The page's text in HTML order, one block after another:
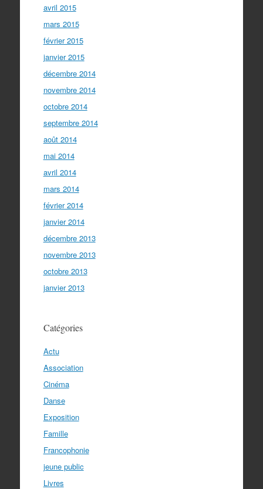
avril 2015
mars 2015
février 2015
janvier 2015
décembre 2014
novembre 2014
octobre 2014
septembre 2014
août 2014
mai 2014
avril 2014
mars 2014
février 2014
janvier 2014
décembre 2013
novembre 2013
octobre 2013
janvier 2013
Catégories
Actu
Association
Cinéma
Danse
Exposition
Famille
Francophonie
jeune public
Livres